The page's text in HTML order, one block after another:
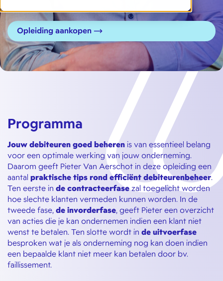
Opleiding aankopen
Programma
Jouw debiteuren goed beheren is van essentieel belang
voor een optimale werking van jouw onderneming.
Daarom geeft Pieter Van Aerschot in deze opleiding een
aantal praktische tips rond efficiënt debiteurenbeheer.
Ten eerste in de contracteerfasezal toegelicht worden
hoe slechte klanten vermeden kunnen worden. In de
tweede fase, de invorderfase, geeft Pieter een overzicht
van acties die je kan ondernemen indien een klant niet
wenst te betalen. Ten slotte wordt in de uitvoerfase
besproken wat je als onderneming nog kan doen indien
een bepaalde klant niet meer kan betalen door bv.
faillissement.